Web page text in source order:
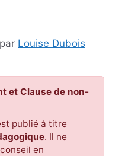
par Louise Dubois
et Clause de non-
publié à titre
. Il ne
en